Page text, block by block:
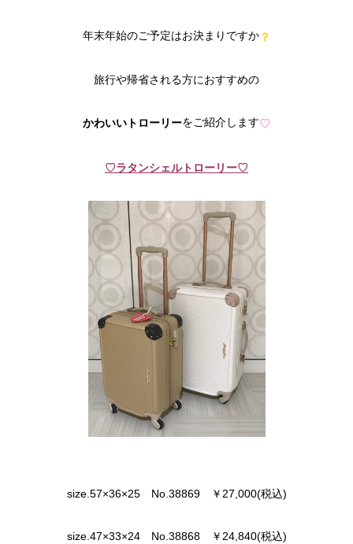
年末年始のご予定はお決まりですか？
旅行や帰省される方におすすめの
かわいいトローリーをご紹介します♡
♡ラタンシェルトローリー♡
size.57×36×25 No.38869 ￥27,000(税込)
size.47×33×24 No.38868 ￥24,840(税込)